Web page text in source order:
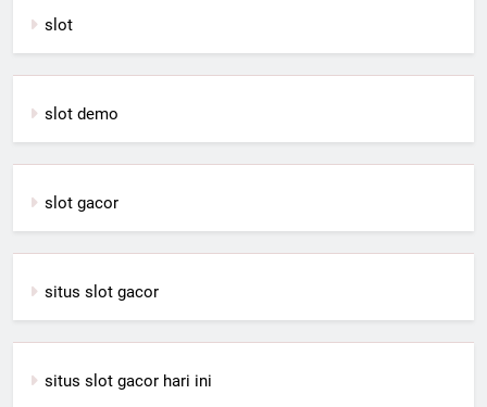
slot
slot demo
slot gacor
situs slot gacor
situs slot gacor hari ini